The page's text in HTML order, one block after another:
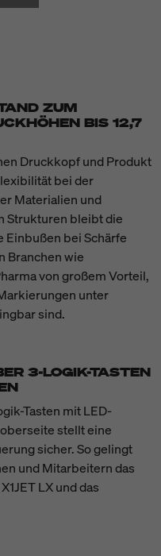
ZUM
BIS 12,7
Druckkopf und Produkt
bei der
Materialien und
Strukturen bleibt die
Einbußen bei Schärfe
Branchen wie
von großem Vorteil,
unter
sind.
3-LOGIK-TASTEN
Tasten mit LED-
stellt eine
sicher. So gelingt
und Mitarbeitern das
LX und das